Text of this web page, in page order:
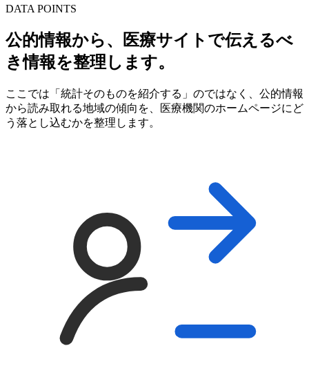
DATA POINTS
公的情報から、医療サイトで伝えるべ
き情報を整理します。
ここでは「統計そのものを紹介する」のではなく、公的情報
から読み取れる地域の傾向を、医療機関のホームページにど
う落とし込むかを整理します。